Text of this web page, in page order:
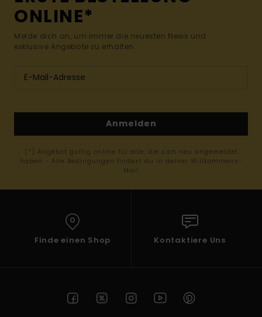
ONLINE*
Melde dich an, um immer die neuesten News und
exklusive Angebote zu erhalten.
Anmelden
(*) Angebot gültig online für alle, die sich neu angemeldet
haben - Alle Bedingungen findest du in deiner Willkommens-
Mail
Finde einen Shop Kontaktiere Uns